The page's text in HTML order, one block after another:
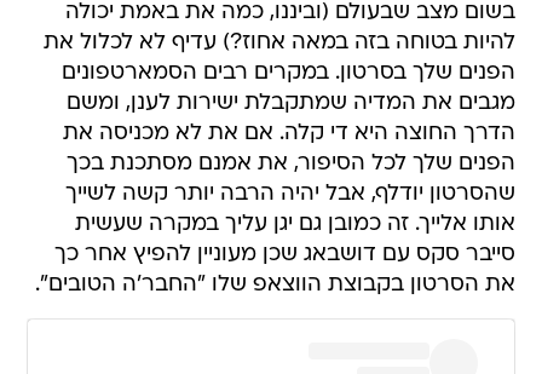
בשום מצב שבעולם (וביננו, כמה את באמת יכולה
להיות בטוחה בזה במאה אחוז?) עדיף לא לכלול את
הפנים שלך בסרטון. במקרים רבים הסמארטפונים
מגבים את המדיה שמתקבלת ישירות לענן, ומשם
הדרך החוצה היא די קלה. אם את לא מכניסה את
הפנים שלך לכל הסיפור, את אמנם מסתכנת בכך
שהסרטון יודלף, אבל יהיה הרבה יותר קשה לשייך
אותו אלייך. זה כמובן גם יגן עליך במקרה שעשית
סייבר סקס עם דושבאג שכן מעוניין להפיץ אחר כך
את הסרטון בקבוצת הווצאפ שלו "החבר'ה הטובים".